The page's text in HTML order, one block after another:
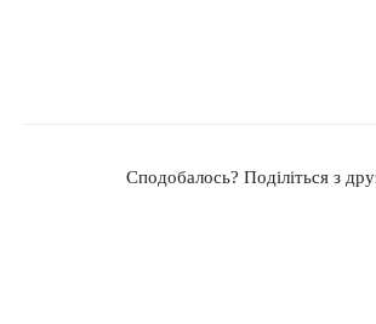
Сподобалось? Поділіться з